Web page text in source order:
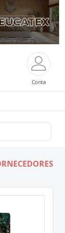
Conta